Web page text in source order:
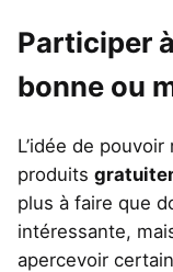
Participer
bonne ou
L’idée de
produits
plus à faire que
intéressante,
apercevoir